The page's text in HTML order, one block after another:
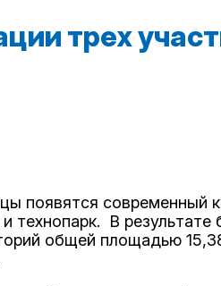
трех
появятся современный
технопарк. В
общей площадью